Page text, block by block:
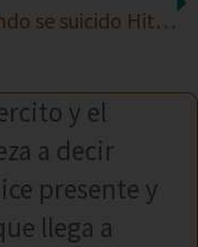
¿cuando se suicido Hitler?
y el
a decir
presente y
llega a